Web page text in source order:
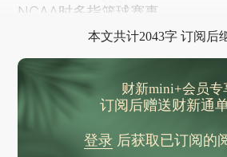
NCAA时多指篮球赛事。
本文共计2043字 订阅后
财新mini+会员专
订阅后赠送财新通
登录后获取已订阅的